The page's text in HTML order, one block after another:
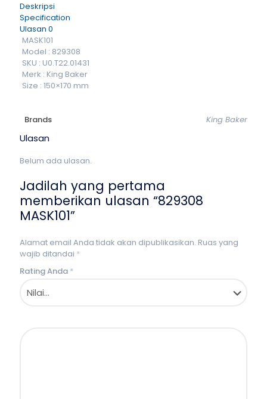
Deskripsi
Specification
Ulasan 0
MASK101
Model : 829308
SKU : U0.T22.01431
Merk : King Baker
Size : 150×170 mm
Brands King Baker
Ulasan
Belum ada ulasan.
Jadilah yang pertama
memberikan ulasan “829308
MASK101”
Alamat email Anda tidak akan dipublikasikan. Ruas yang
wajib ditandai *
Rating Anda *